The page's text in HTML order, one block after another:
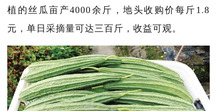
植的丝瓜亩产4000余斤，地头收购价每斤1.8
元，单日采摘量可达三百斤，收益可观。